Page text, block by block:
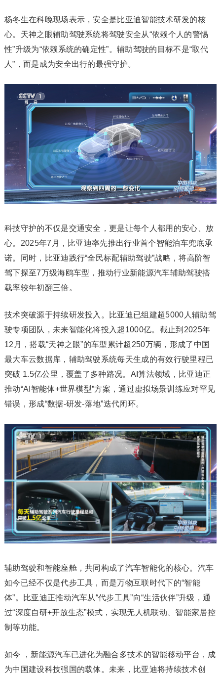
杨冬生在科晚现场表示，安全是比亚迪智能技术研发的核
心。天神之眼辅助驾驶系统将驾驶安全从“依赖个人的警惕
性”升级为“依赖系统的确定性”。辅助驾驶的目标不是“取代
人”，而是成为安全出行的最强守护。
科技守护的不仅是交通安全，更是让每个人都用的安心、放
心。2025年7月，比亚迪率先推出行业首个智能泊车兜底承
诺。同时，比亚迪践行“全民标配辅助驾驶”战略，将高阶智
驾下探至7万级海鸥车型，推动行业新能源汽车辅助驾驶搭
载率较年初翻三倍。
技术突破源于持续研发投入。比亚迪已组建超5000人辅助驾
驶专项团队，未来智能化将投入超1000亿。截止到2025年
12月，搭载“天神之眼”的车型累计超250万辆，形成了中国
最大车云数据库，辅助驾驶系统每天生成的有效行驶里程已
突破 1.5亿公里，覆盖了多种路况。AI算法领域，比亚迪正
推动“AI智能体+世界模型”方案，通过虚拟场景训练应对罕见
错误，形成“数据-研发-落地”迭代闭环。
辅助驾驶和智能座舱，共同构成了汽车智能化的核心。汽车
如今已经不仅是代步工具，而是万物互联时代下的“智能
体”。比亚迪正推动汽车从“代步工具”向“生活伙伴”升级，通
过“深度自研+开放生态”模式，实现无人机联动、智能家居控
制等功能。
如今 ，新能源汽车已进化为融合多技术的智能移动平台，成
为中国建设科技强国的载体。未来，比亚迪将持续技术创